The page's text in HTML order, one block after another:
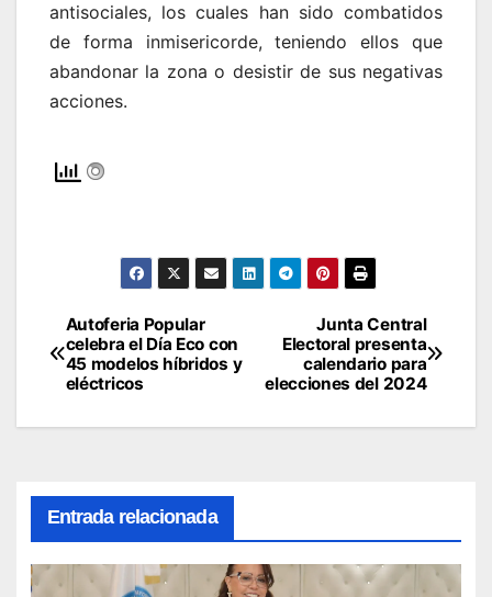
antisociales, los cuales han sido combatidos
de forma inmisericorde, teniendo ellos que
abandonar la zona o desistir de sus negativas
acciones.
Navegación
de
entradas
Junta Central
Electoral presenta
calendario para
elecciones del 2024
Autoferia Popular
celebra el Día Eco con
45 modelos híbridos y
eléctricos
Entrada relacionada